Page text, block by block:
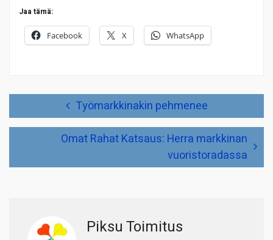
Jaa tämä:
Facebook X WhatsApp
Työmarkkinakin pehmenee
Omat Rahat Katsaus: Herra markkinan
vuoristoradassa
Piksu Toimitus